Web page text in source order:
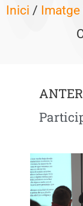
Inici / Imatge